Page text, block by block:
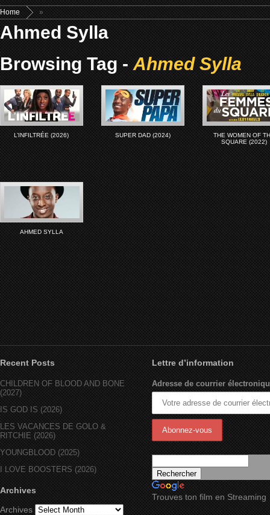
Home »
Ahmed Sylla
Browsing Tag -Ahmed Sylla
L’INFILTRÉE (2026) SUPER DAD (2024)
THE WOMEN OF
SQUARE (2022)
AHMED SYLLA
Recent Posts
CHILDREN OF BLOOD AND BONE
(2027)
IS GOD IS (2026)
LES VACANCES DE GOLO &
RITCHIE (2026)
YOUNGBLOOD (2025)
I LOVE BOOSTERS (2026)
Archives
Archives
Lettre d’information
Adresse de courrier
Trouves ton film en Streaming